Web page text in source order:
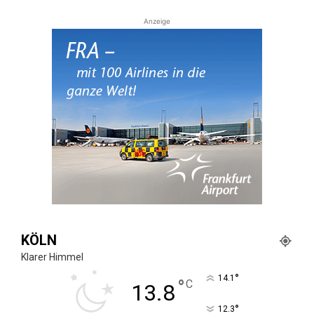
Anzeige
KÖLN
Klarer Himmel
13.8°C 14.1 °
12.3°